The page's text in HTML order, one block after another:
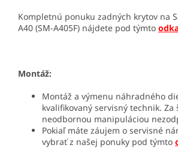
Kompletnú ponuku zadných krytov na
A40 (SM-A405F) nájdete pod týmto
Montáž:
Montáž a výmenu náhradného
kvalifikovaný servisný technik. Za
neodbornou manipuláciou
Pokiaľ máte záujem o servisné
vybrať z našej ponuky pod týmto